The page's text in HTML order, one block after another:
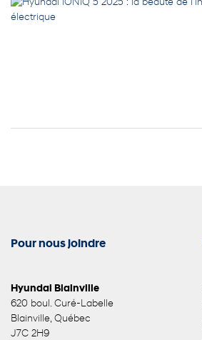
Pour nous joindre
Hyundai Blainville
620 boul. Curé-Labelle
Blainville, Québec
J7C 2H9